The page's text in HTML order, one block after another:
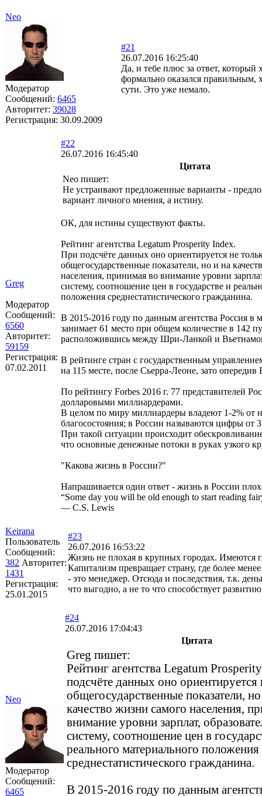
Neo
Модератор
Сообщений: 6465
Авторитет: 39028
Регистрация: 30.09.2009
#21
26.07.2016 16:25:40
Да, и тебе плюс за ответ, который
формально оказался правильным,
сути. Это уже немало.
Greg
Модератор
Сообщений:
6560
Авторитет:
59159
Регистрация:
07.02.2011
#22
26.07.2016 16:45:40
Цитата
Neo пишет:
Не устраивают предложенные варианты -
вариант личного мнения, а истину.
ОК, для истины существуют факты.
Рейтинг агентства Legatum Prosperity Index.
При подсчёте данных оно ориентируется не
общегосударственные показатели, но и на
населения, принимая во внимание уровни
систему, соотношение цен в государстве и
положения среднестатистического гражданина.
В 2015-2016 году по данным агентства Россия в
занимает 61 место при общем количестве в 142
расположившись между Шри-Ланкой и
В рейтинге стран с государственным
на 115 месте, после Сьерра-Леоне, зато опередив
По рейтингу Forbes 2016 г. 77 представителей
долларовыми миллиардерами.
В целом по миру миллиардеры владеют 1-2% от
благосостояния; в России называются цифры от
При такой ситуации происходит
что основные денежные потоки в руках узкого
"Какова жизнь в России?"
Напрашивается один ответ - жизнь в России
“Some day you will be old enough to start reading
― C.S. Lewis
Keirana
Пользователь
Сообщений:
382 Авторитет:
1431
Регистрация:
25.01.2015
#23
26.07.2016 16:53:22
Жизнь не плохая в крупных городах. Имеются
Капитализм превращает страну, где более
- это менеджер. Отсюда и последствия, т.к.
что выгодно, а не то что способствует
Neo
Модератор
Сообщений:
6465
#24
26.07.2016 17:04:43
Цитата
Greg пишет:
Рейтинг агентства Legatum
подсчёте данных оно ориентируется
общегосударственные показатели,
качество жизни самого населения,
внимание уровни зарплат,
систему, соотношение цен в
реального материального положения
среднестатистического гражданина.
В 2015-2016 году по данным